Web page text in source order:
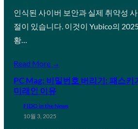
인식된 사이버 보안과 실제 취약성
절이 있습니다. 이것이 Yubico의
황…
Read More →
PC Mag: 비밀번호 버리기: 패스키
미래인 이유
FIDO in the News
10월 3, 2025